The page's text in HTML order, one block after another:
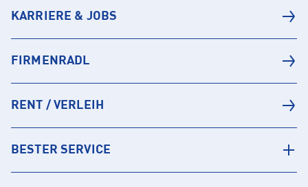
KARRIERE & JOBS
FIRMENRADL
RENT / VERLEIH
BESTER SERVICE